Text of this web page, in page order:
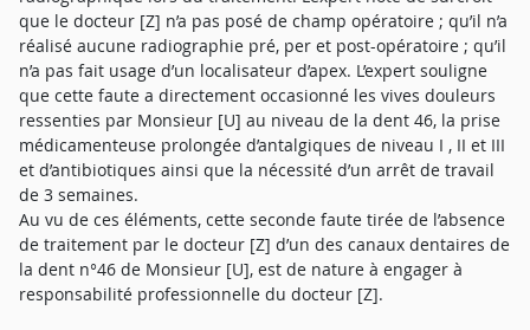
que le docteur [Z] n’a pas posé de champ opératoire ; qu’il n’a
réalisé aucune radiographie pré, per et post-opératoire ; qu’il
n’a pas fait usage d’un localisateur d’apex. L’expert souligne
que cette faute a directement occasionné les vives douleurs
ressenties par Monsieur [U] au niveau de la dent 46, la prise
médicamenteuse prolongée d’antalgiques de niveau I , II et III
et d’antibiotiques ainsi que la nécessité d’un arrêt de travail
de 3 semaines.
Au vu de ces éléments, cette seconde faute tirée de l’absence
de traitement par le docteur [Z] d’un des canaux dentaires de
la dent n°46 de Monsieur [U], est de nature à engager à
responsabilité professionnelle du docteur [Z].